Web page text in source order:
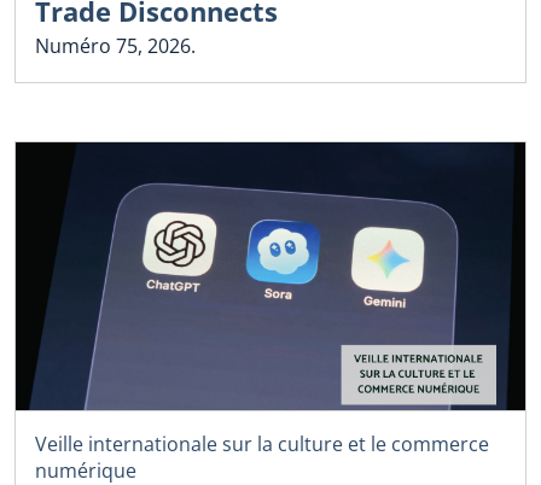
Trade Disconnects
Numéro 75, 2026.
Veille internationale sur la culture et le commerce
numérique